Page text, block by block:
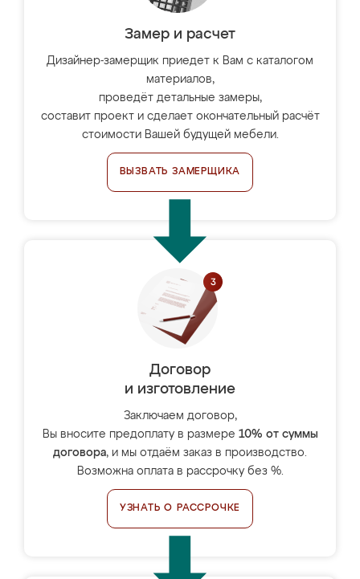
Замер и расчет
Дизайнер-замерщик приедет к Вам с каталогом
материалов,
проведёт детальные замеры,
составит проект и сделает окончательный расчёт
стоимости Вашей будущей мебели.
ВЫЗВАТЬ ЗАМЕРЩИКА
Договор
и изготовление
Заключаем договор,
Вы вносите предоплату в размере 10% от суммы
договора, и мы отдаём заказ в производство.
Возможна оплата в рассрочку без %.
УЗНАТЬ О РАССРОЧКЕ